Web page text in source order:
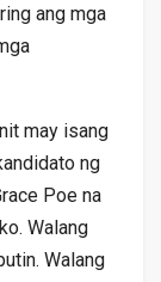
ang mga
may isang
ng
Poe na
Walang
Walang